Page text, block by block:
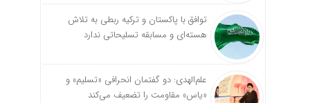
توافق با پاکستان و ترکیه ربطی به تلاش
هسته‌ای و مسابقه تسلیحاتی ندارد
علم‌الهدی: دو گفتمان انحرافی «تسلیم» و
«یاس» مقاومت را تضعیف می‌کند